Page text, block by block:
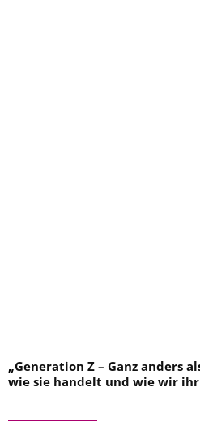
„Generation Z – Ganz anders
wie sie handelt und wie wir